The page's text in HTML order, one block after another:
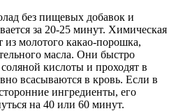
без пищевых добавок и
за 20-25 минут. Химическая
из молотого какао-порошка,
масла. Они быстро
кислоты и проходят в
всасываются в кровь. Если в
ингредиенты, его
на 40 или 60 минут.